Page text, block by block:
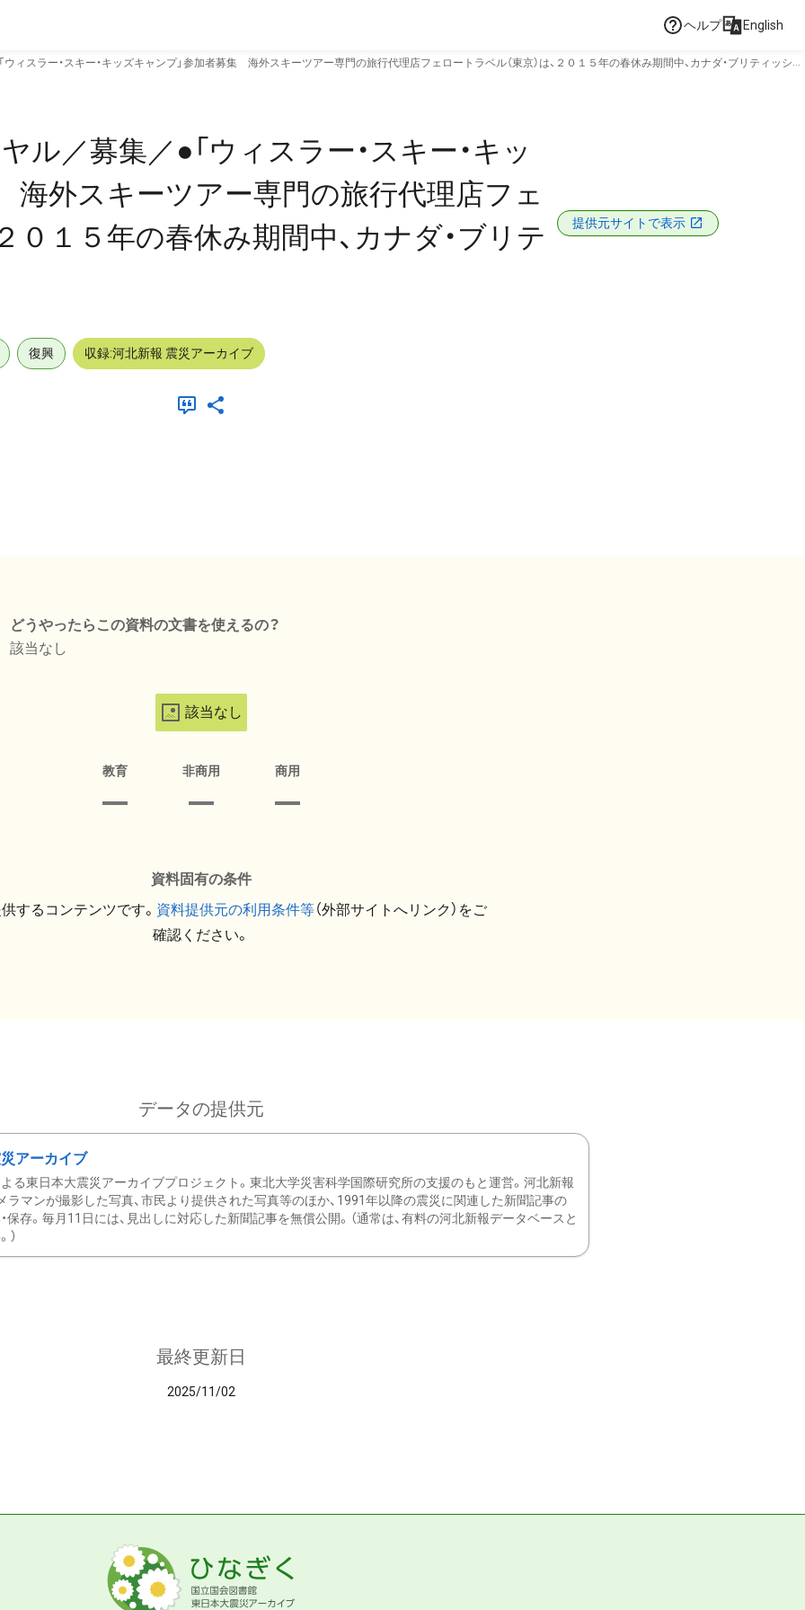
ヘルプ English
ィスラー・スキー・キッズキャンプ」参加者募集 海外スキーツアー専門の旅行代理店フェロートラベル（東京）は、２０１５年の春休み期間中、カナダ・ブリティッシュ
ル／募集／●「ウィスラー・スキー・キッ
海外スキーツアー専門の旅行代理店フェ
０１５年の春休み期間中、カナダ・ブリテ
提供元サイトで表示
復興 収録:河北新報 震災アーカイブ
どうやったらこの資料の文書を使えるの？
該当なし
該当なし
教育 非商用 商用
資料固有の条件
するコンテンツです。 資料提供元の利用条件等（外部サイトへリンク）をご
確認ください。
データの提供元
アーカイブ
る東日本大震災アーカイブプロジェクト。東北大学災害科学国際研究所の支援のもと運営。河北新報
ラマンが撮影した写真、市民より提供された写真等のほか、1991年以降の震災に関連した新聞記事の
保存。毎月11日には、見出しに対応した新聞記事を無償公開。（通常は、有料の河北新報データベースと
）
最終更新日
2025/11/02